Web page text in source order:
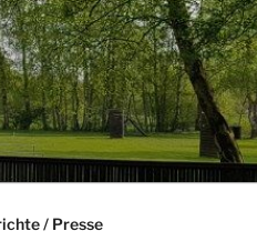
/ Presse